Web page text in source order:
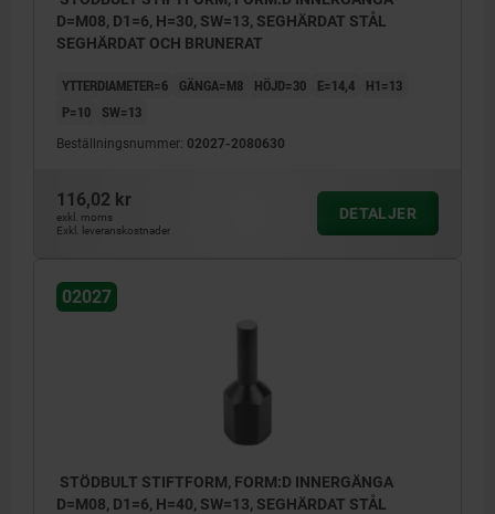
D=M08, D1=6, H=30, SW=13, SEGHÄRDAT STÅL
SEGHÄRDAT OCH BRUNERAT
YTTERDIAMETER=6 GÄNGA=M8 HÖJD=30 E=14,4
H1=13
P=10
SW=13
Beställningsnummer: 02027-2080630
116,02 kr
exkl. moms
Exkl. leveranskostnader
DETALJER
02027
STÖDBULT STIFTFORM, FORM:D INNERGÄNGA
D=M08, D1=6, H=40, SW=13, SEGHÄRDAT STÅL